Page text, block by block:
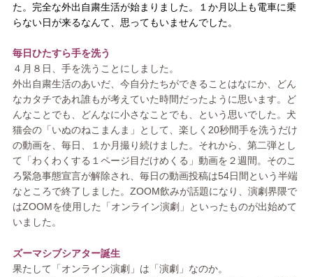
た。完全な外出自粛生活が始まりました。１か月以上も電車に乗
らない日が来るなんて、思ってもいませんでした。
毎日ひたすら手を洗う
４月８日、手を洗うことにしました。
外出自粛生活のあいだ、今自分たちができることはなにか、どん
なカタチであれ誰もが考えていた時間だったように思います。ど
んなことでも、どんなに小さなことでも、という思いでした。犬
猫会の「いぬのねこまんま」として、楽しく20秒間手を洗うだけ
の動画を、毎日、１か月撮り続けました。それから、第二弾とし
て「わくわくする１ページ目だけめくる」動画を２週間。そのこ
ろ緊急事態宣言が解除され、毎日の動画投稿は54日間という半端
なところで終了しました。ZOOM飲みが話題になり、演劇界隈で
はZOOMを使用した「オンライン演劇」といったものが出始めて
いました。
ズーマシブシアター誕生
果たして「オンライン演劇」は「演劇」なのか。